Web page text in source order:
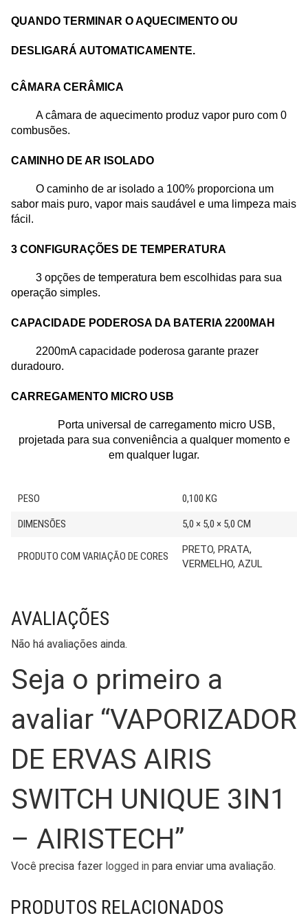
QUANDO TERMINAR O AQUECIMENTO OU
DESLIGARÁ AUTOMATICAMENTE.
CÂMARA CERÂMICA
A câmara de aquecimento produz vapor puro com 0
combusões.
CAMINHO DE AR ISOLADO
O caminho de ar isolado a 100% proporciona um
sabor mais puro, vapor mais saudável e uma limpeza mais
fácil.
3 CONFIGURAÇÕES DE TEMPERATURA
3 opções de temperatura bem escolhidas para sua
operação simples.
CAPACIDADE PODEROSA DA BATERIA 2200MAH
2200mA capacidade poderosa garante prazer
duradouro.
CARREGAMENTO MICRO USB
Porta universal de carregamento micro USB,
projetada para sua conveniência a qualquer momento e
em qualquer lugar.
PESO 0,100 KG
DIMENSÕES 5,0 × 5,0 × 5,0 CM
PRODUTO COM VARIAÇÃO DE CORES
PRETO, PRATA,
VERMELHO, AZUL
AVALIAÇÕES
Não há avaliações ainda.
Seja o primeiro a
avaliar “VAPORIZADOR
DE ERVAS AIRIS
SWITCH UNIQUE 3IN1
– AIRISTECH”
Você precisa fazer logged in para enviar uma avaliação.
PRODUTOS RELACIONADOS